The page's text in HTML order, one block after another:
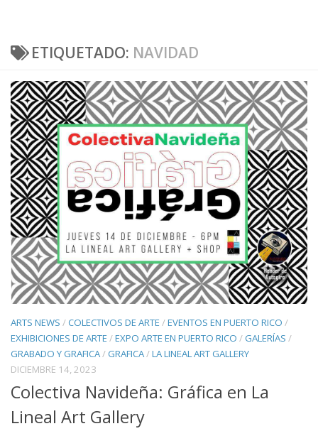
ETIQUETADO: NAVIDAD
ARTS NEWS /COLECTIVOS DE ARTE /EVENTOS EN PUERTO RICO /
EXHIBICIONES DE ARTE /EXPO ARTE EN PUERTO RICO / GALERÍAS /
GRABADO Y GRAFICA/ GRAFICA/LA LINEAL ART GALLERY
DICIEMBRE 14, 2023
Colectiva Navideña: Gráfica en La
Lineal Art Gallery